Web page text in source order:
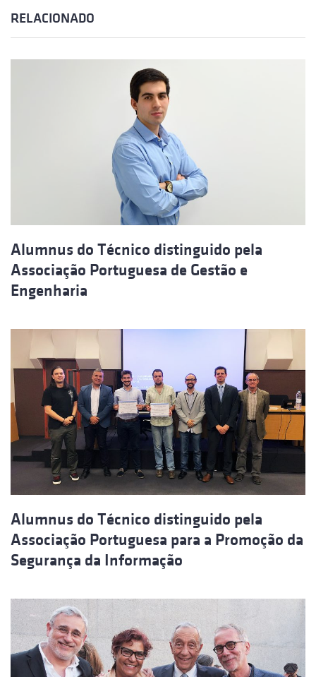
RELACIONADO
Alumnus do Técnico distinguido pela
Associação Portuguesa de Gestão e
Engenharia
Alumnus do Técnico distinguido pela
Associação Portuguesa para a Promoção da
Segurança da Informação